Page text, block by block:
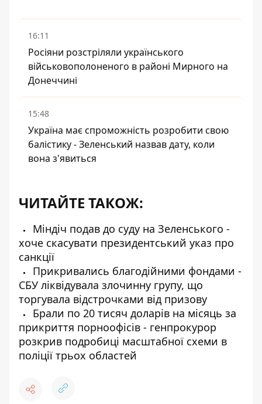
16:11
Росіяни розстріляли українського
військовополоненого в районі Мирного на
Донеччині
15:48
Україна має спроможність розробити свою
балістику - Зеленський назвав дату, коли
вона з'явиться
ЧИТАЙТЕ ТАКОЖ:
Міндіч подав до суду на Зеленського -
хоче скасувати президентський указ про
санкції
Прикривались благодійними фондами -
СБУ ліквідувала злочинну групу, що
торгувала відстрочками від призову
Брали по 20 тисяч доларів на місяць за
прикриття порноофісів - генпрокурор
розкрив подробиці масштабної схеми в
поліції трьох областей